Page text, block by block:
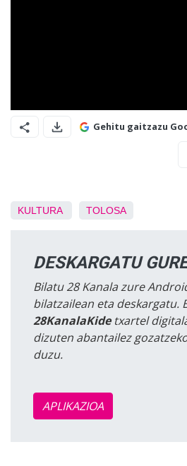
Gehitu gaitzazu
KULTURA TOLOSA
DESKARGATU
Bilatu 28 Kanala zure
bilatzailean eta deskargatu.
28KanalaKidetxartel
dizuten abantailez
duzu.
APLIKAZIOA